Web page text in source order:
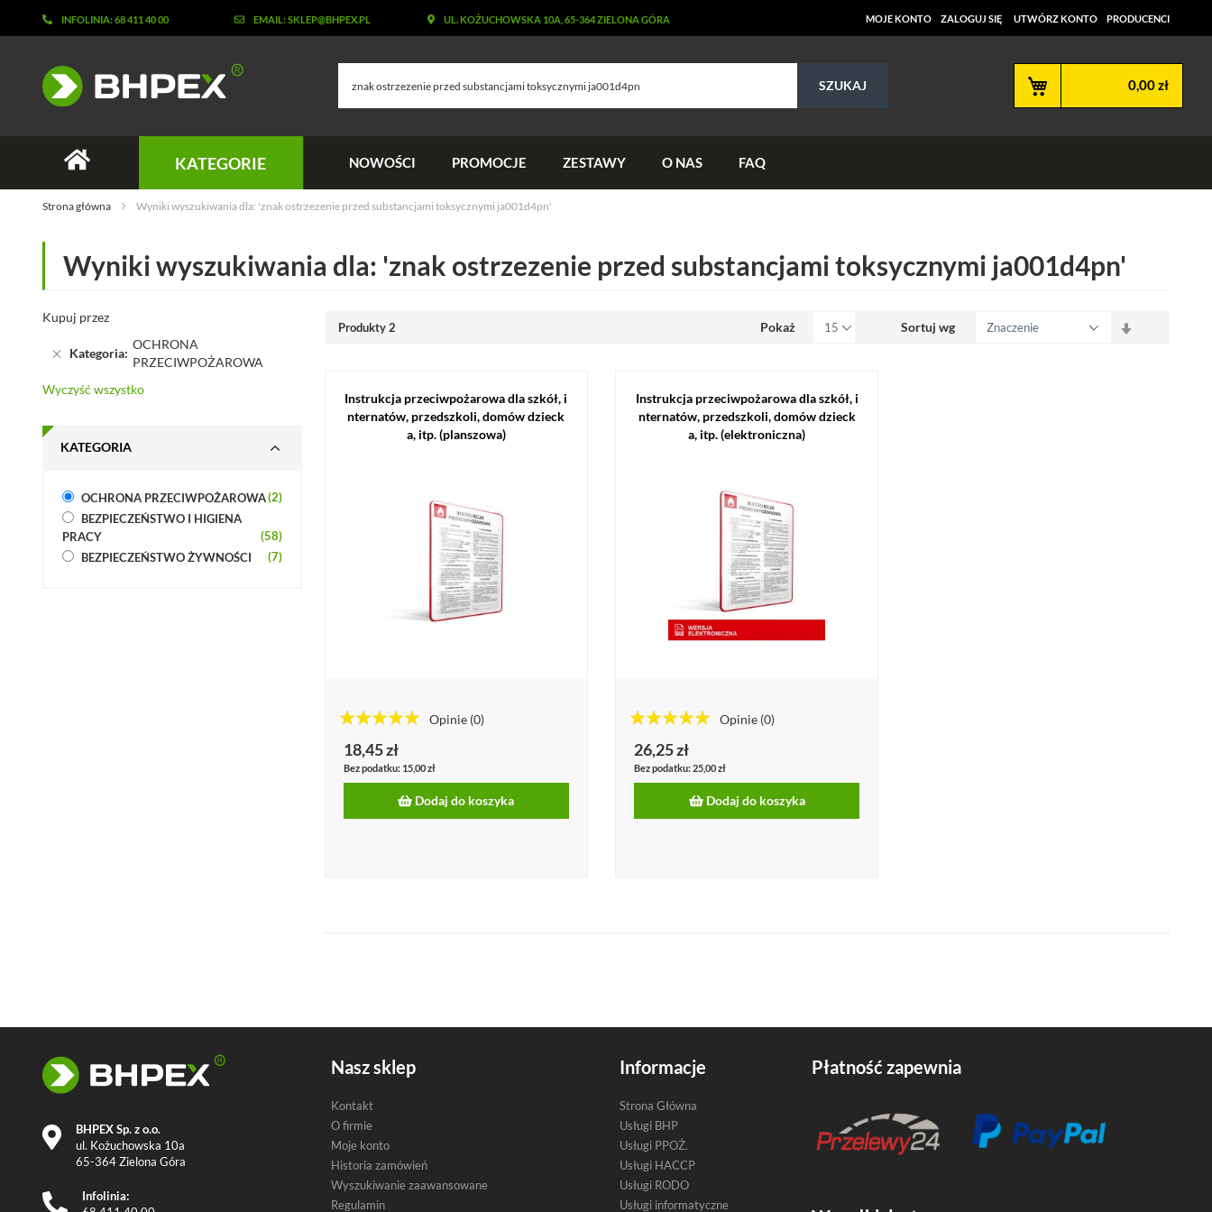
INFOLINIA: 68 411 40 00 EMAIL: SKLEP@BHPEX.PL UL. KOŻUCHOWSKA 10A, 65-364 ZIELONA GÓRA MOJE KONTO ZALOGUJ SIĘ UTWÓRZ KONTO PRODUCENCI
SZUKAJ 0,00 zł
KATEGORIE NOWOŚCI PROMOCJE ZESTAWY O NAS FAQ
Strona główna Wyniki wyszukiwania dla: 'znak ostrzezenie przed substancjami toksycznymi ja001d4pn'
Wyniki wyszukiwania dla: 'znak ostrzezenie przed substancjami toksycznymi ja001d4pn'
Produkty2 Pokaż Sortuj wg
Instrukcja przeciwpożarowa dla szkół, i
nternatów, przedszkoli, domów dzieck
a, itp. (planszowa)
Opinie(0)
18,45 zł
15,00 zł
Dodaj do koszyka
Instrukcja przeciwpożarowa dla szkół, i
nternatów, przedszkoli, domów dzieck
a, itp. (elektroniczna)
Opinie(0)
26,25 zł
25,00 zł
Dodaj do koszyka
Kupuj przez
Kategoria
OCHRONA
PRZECIWPOŻAROWA
Wyczyść wszystko
KATEGORIA
OCHRONA PRZECIWPOŻAROWA 2
produkty
BEZPIECZEŃSTWO I HIGIENA
PRACY
58
produkty
BEZPIECZEŃSTWO ŻYWNOŚCI
7
produkty
BHPEX Sp. z o.o.
ul. Kożuchowska 10a
65-364 Zielona Góra
Infolinia:
Nasz sklep
Kontakt
O firmie
Moje konto
Historia zamówień
Wyszukiwanie zaawansowane
Regulamin
Informacje
Strona Główna
Usługi BHP
Usługi PPOŻ.
Usługi HACCP
Usługi RODO
Usługi informatyczne
Płatność zapewnia